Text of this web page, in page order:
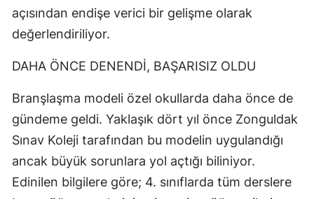
açısından endişe verici bir gelişme olarak
değerlendiriliyor.
DAHA ÖNCE DENENDİ, BAŞARISIZ OLDU
Branşlaşma modeli özel okullarda daha önce de
gündeme geldi. Yaklaşık dört yıl önce Zonguldak
Sınav Koleji tarafından bu modelin uygulandığı
ancak büyük sorunlara yol açtığı biliniyor.
Edinilen bilgilere göre; 4. sınıflarda tüm derslere